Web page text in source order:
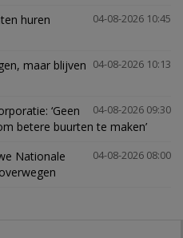
04-08-2026 10:45
huren
04-08-2026 10:13
maar blijven
04-08-2026 09:30
‘Geen
betere buurten te maken’
04-08-2026 08:00
Nationale